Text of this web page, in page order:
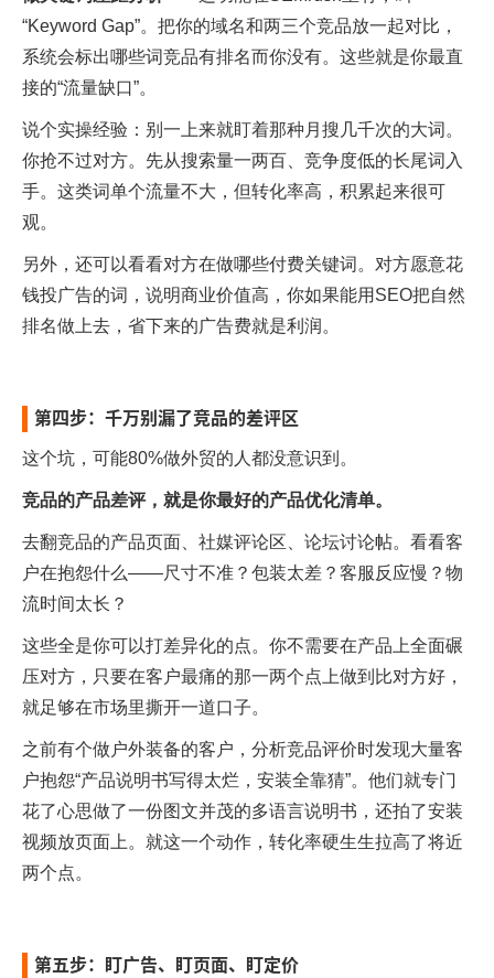
“Keyword Gap”。把你的域名和两三个竞品放一起对比，
系统会标出哪些词竞品有排名而你没有。这些就是你最直
接的“流量缺口”。
说个实操经验：别一上来就盯着那种月搜几千次的大词。
你抢不过对方。先从搜索量一两百、竞争度低的长尾词入
手。这类词单个流量不大，但转化率高，积累起来很可
观。
另外，还可以看看对方在做哪些付费关键词。对方愿意花
钱投广告的词，说明商业价值高，你如果能用SEO把自然
排名做上去，省下来的广告费就是利润。
第四步：千万别漏了竞品的差评区
这个坑，可能80%做外贸的人都没意识到。
竞品的产品差评，就是你最好的产品优化清单。
去翻竞品的产品页面、社媒评论区、论坛讨论帖。看看客
户在抱怨什么——尺寸不准？包装太差？客服反应慢？物
流时间太长？
这些全是你可以打差异化的点。你不需要在产品上全面碾
压对方，只要在客户最痛的那一两个点上做到比对方好，
就足够在市场里撕开一道口子。
之前有个做户外装备的客户，分析竞品评价时发现大量客
户抱怨“产品说明书写得太烂，安装全靠猜”。他们就专门
花了心思做了一份图文并茂的多语言说明书，还拍了安装
视频放页面上。就这一个动作，转化率硬生生拉高了将近
两个点。
第五步：盯广告、盯页面、盯定价